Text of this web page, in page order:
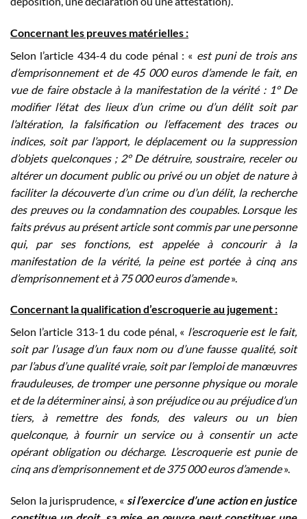
Concernant les preuves matérielles :
Selon l’article 434-4 du code pénal : « est puni de trois ans
d’emprisonnement et de 45 000 euros d’amende le fait, en
vue de faire obstacle à la manifestation de la vérité : 1° De
modifier l’état des lieux d’un crime ou d’un délit soit par
l’altération, la falsification ou l’effacement des traces ou
indices, soit par l’apport, le déplacement ou la suppression
d’objets quelconques ; 2° De détruire, soustraire, receler ou
altérer un document public ou privé ou un objet de nature à
faciliter la découverte d’un crime ou d’un délit, la recherche
des preuves ou la condamnation des coupables. Lorsque les
faits prévus au présent article sont commis par une personne
qui, par ses fonctions, est appelée à concourir à la
manifestation de la vérité, la peine est portée à cinq ans
d’emprisonnement et à 75 000 euros d’amende».
Concernant la qualification d’escroquerie au jugement :
Selon l’article 313-1 du code pénal, « l’escroquerie est le fait,
soit par l’usage d’un faux nom ou d’une fausse qualité, soit
par l’abus d’une qualité vraie, soit par l’emploi de manœuvres
frauduleuses, de tromper une personne physique ou morale
et de la déterminer ainsi, à son préjudice ou au préjudice d’un
tiers, à remettre des fonds, des valeurs ou un bien
quelconque, à fournir un service ou à consentir un acte
opérant obligation ou décharge. L’escroquerie est punie de
cinq ans d’emprisonnement et de 375 000 euros d’amende».
Selon la jurisprudence, « si l’exercice d’une action en justice